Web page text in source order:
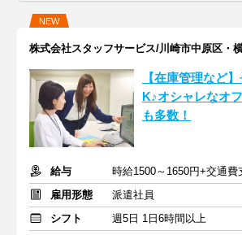
NEW
株式会社スタッフサービス/川崎市中原区・
【在庫管理など
K♪オシャレなオ
も多数！
給与
時給1500～1650円+交通費
雇用形態
派遣社員
シフト
週5日 1日6時間以上